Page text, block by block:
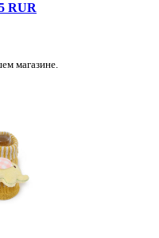
RUR
магазине.